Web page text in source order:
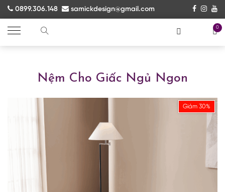
0899.306.148 samickdesign@gmail.com
0
Nệm Cho Giấc Ngủ Ngon
Giảm 30%